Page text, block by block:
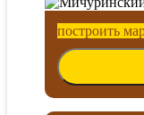
построить